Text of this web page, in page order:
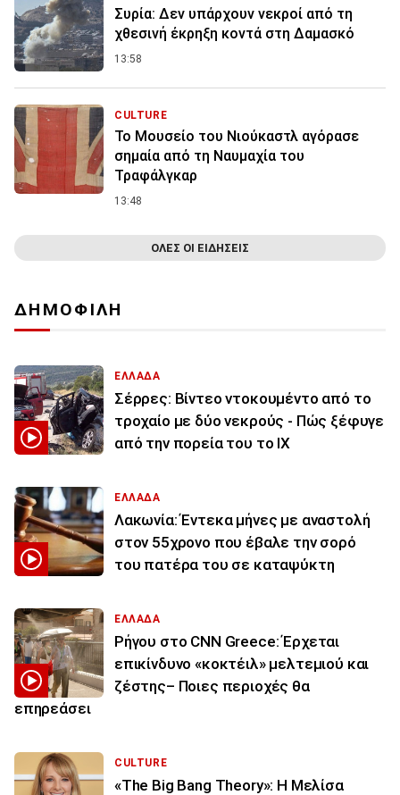
Συρία: Δεν υπάρχουν νεκροί από τη
χθεσινή έκρηξη κοντά στη Δαμασκό
13:58
CULTURE
Το Μουσείο του Νιούκαστλ αγόρασε
σημαία από τη Ναυμαχία του
Τραφάλγκαρ
13:48
ΟΛΕΣ ΟΙ ΕΙΔΗΣΕΙΣ
ΔΗΜΟΦΙΛΗ
ΕΛΛΑΔΑ
Σέρρες: Βίντεο ντοκουμέντο από το
τροχαίο με δύο νεκρούς - Πώς ξέφυγε
από την πορεία του το ΙΧ
ΕΛΛΑΔΑ
Λακωνία: Έντεκα μήνες με αναστολή
στον 55χρονο που έβαλε την σορό
του πατέρα του σε καταψύκτη
ΕΛΛΑΔΑ
Ρήγου στο CNN Greece: Έρχεται
επικίνδυνο «κοκτέιλ» μελτεμιού και
ζέστης– Ποιες περιοχές θα
επηρεάσει
CULTURE
«The Big Bang Theory»: Η Μελίσα